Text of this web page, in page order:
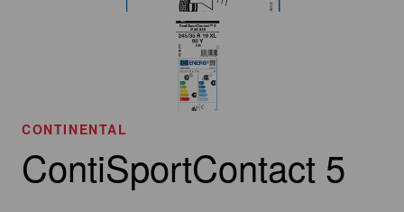
CONTINENTAL
ContiSportContact 5